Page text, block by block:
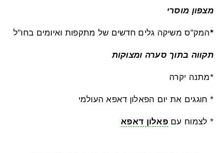
מצפון מוסרי
*המק"ס משיקה גלים חדשים של מתקפות ואיומים בחו"ל
תקווה בתוך סערה ומצוקות
*מתנה יקרה
* חוגגים את יום הפאלון דאפא העולמי
* לצמוח עםפאלון דאפא